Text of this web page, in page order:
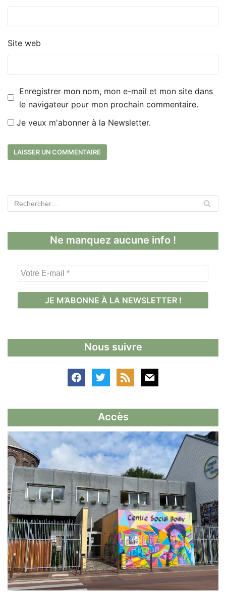
Site web
Enregistrer mon nom, mon e-mail et mon site dans
le navigateur pour mon prochain commentaire.
Je veux m'abonner à la Newsletter.
Ne manquez aucune info !
V
o
t
-
a
Nous suivre
Accès